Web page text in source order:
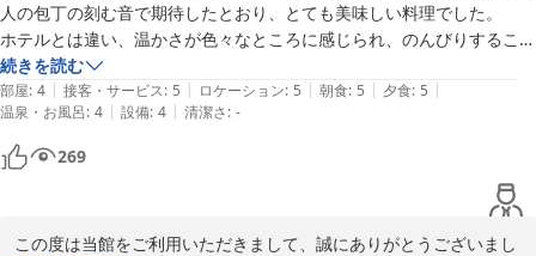
丸福旅館
2025-12-14
人の包丁の刻む音で期待したとおり、とても美味しい料理でした。
ホテルとは違い、温かさが色々なところに感じられ、のんびりすること
ができました。
駅から近く、内蔵の増田町を観光するにも、バスやタクシーを利用する
にも便利で、立地は良いと思います。
続きを読む
部屋: 4 | 接客・サービス: 5 | ロケーション: 5 | 朝食: 5 | 夕食: 5 |
温泉・お風呂: 4 | 設備: 4 | 清潔さ: -
269
この度は当館をご利用いただきまして、誠にありがとうございまし